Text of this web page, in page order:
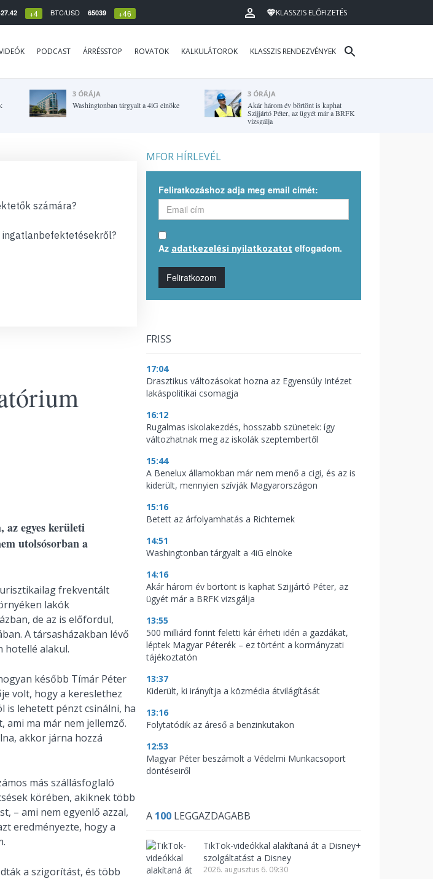
+4 BTC/USD 65039 +46 KLASSZIS ELŐFIZETÉS
PODCAST ÁRRÉSSTOP ROVATOK KALKULÁTOROK KLASSZIS RENDEZVÉNYEK
3 ÓRÁJA
Washingtonban tárgyalt a 4iG elnöke
3 ÓRÁJA
Akár három év börtönt is kaphat
Szijjártó Péter, az ügyét már a BRFK
vizsgálja
számára?
ingatlanbefektetésekről?
egyes kerületi
utolsósorban a
frekventált
lakók
de az is előfordul,
A társasházakban lévő
hotellé alakul.
később Tímár Péter
volt, hogy a kereslethez
is lehetett pénzt csinálni, ha
ma már nem jellemző.
akkor járna hozzá
más szállásfoglaló
körében, akiknek több
– ami nem egyenlő azzal,
eredményezte, hogy a
a szigorítást, és több
MFOR HÍRLEVÉL
Feliratkozáshoz adja meg email címét:
Az adatkezelési nyilatkozatot elfogadom.
Feliratkozom
FRISS
17:04
Drasztikus változásokat hozna az Egyensúly Intézet
lakáspolitikai csomagja
16:12
Rugalmas iskolakezdés, hosszabb szünetek: így
változhatnak meg az iskolák szeptembertől
15:44
A Benelux államokban már nem menő a cigi, és az is
kiderült, mennyien szívják Magyarországon
15:16
Betett az árfolyamhatás a Richternek
14:51
Washingtonban tárgyalt a 4iG elnöke
14:16
Akár három év börtönt is kaphat Szijjártó Péter, az
ügyét már a BRFK vizsgálja
13:55
500 milliárd forint feletti kár érheti idén a gazdákat,
léptek Magyar Péterék – ez történt a kormányzati
tájékoztatón
13:37
Kiderült, ki irányítja a közmédia átvilágítását
13:16
Folytatódik az áreső a benzinkutakon
12:53
Magyar Péter beszámolt a Védelmi Munkacsoport
döntéseiről
A 100 LEGGAZDAGABB
TikTok-videókkal alakítaná át a Disney+
szolgáltatást a Disney
2026. augusztus 6. 09:30